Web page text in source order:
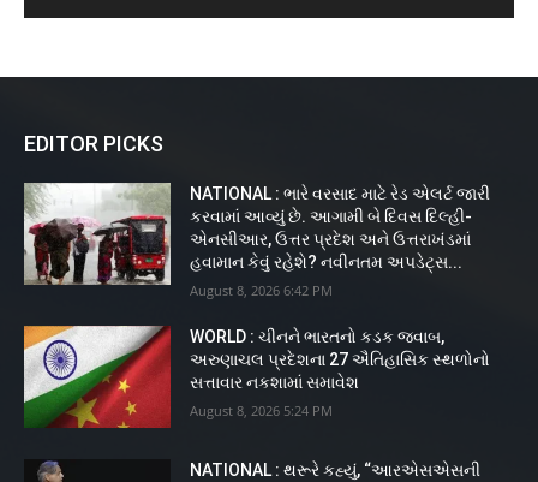
EDITOR PICKS
NATIONAL : ભારે વરસાદ માટે રેડ એલર્ટ જારી
કરવામાં આવ્યું છે. આગામી બે દિવસ દિલ્હી-
એનસીઆર, ઉત્તર પ્રદેશ અને ઉત્તરાખંડમાં
હવામાન કેવું રહેશે? નવીનતમ અપડેટ્સ...
August 8, 2026 6:42 PM
WORLD : ચીનને ભારતનો કડક જવાબ,
અરુણાચલ પ્રદેશના 27 ઐતિહાસિક સ્થળોનો
સત્તાવાર નકશામાં સમાવેશ
August 8, 2026 5:24 PM
NATIONAL : થરૂરે કહ્યું, “આરએસએસની